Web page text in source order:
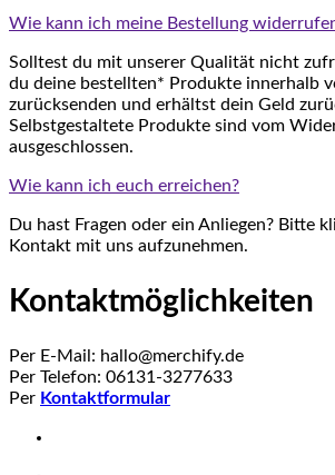
Wie kann ich meine Bestellung
Solltest du mit unserer Qualität nicht
du deine bestellten* Produkte innerhalb
zurücksenden und erhältst dein Geld
Selbstgestaltete Produkte sind vom
ausgeschlossen.
Wie kann ich euch erreichen?
Du hast Fragen oder ein Anliegen? Bitte
Kontakt mit uns aufzunehmen.
Kontaktmöglichkeiten
Per E-Mail: hallo@merchify.de
Per Telefon: 06131-3277633
Per Kontaktformular